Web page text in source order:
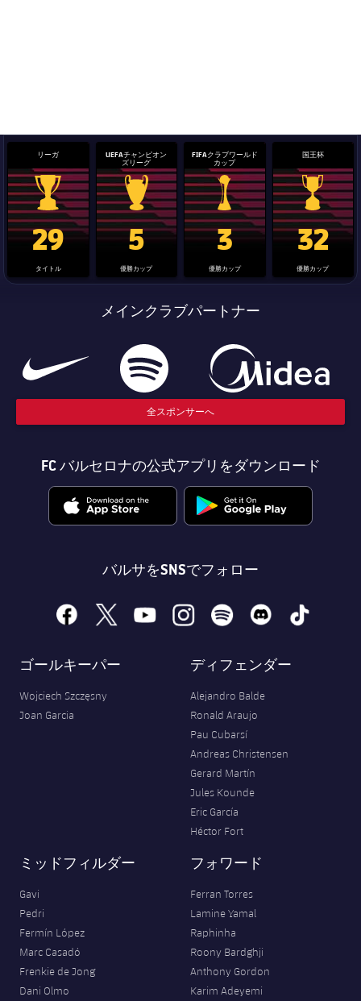
リーガ
La Liga trophy
29
タイトル
UEFAチャンピオン
ズリーグ
Champions League trophy
5
優勝カップ
FIFAクラブワールド
カップ
label.aria.clubworldcup
3
優勝カップ
国王杯
国王杯
32
優勝カップ
メインクラブパートナー
全スポンサーへ
FC バルセロナの公式アプリをダウンロード
バルサをSNSでフォロー
facebook
x youtubeinstagramspotify discord tiktok
ゴールキーパー
Wojciech Szczęsny
Joan Garcia
ディフェンダー
Alejandro Balde
Ronald Araujo
Pau Cubarsí
Andreas Christensen
Gerard Martín
Jules Kounde
Eric García
Héctor Fort
ミッドフィルダー
Gavi
Pedri
Fermín López
Marc Casadó
Frenkie de Jong
Dani Olmo
フォワード
Ferran Torres
Lamine Yamal
Raphinha
Roony Bardghji
Anthony Gordon
Karim Adeyemi